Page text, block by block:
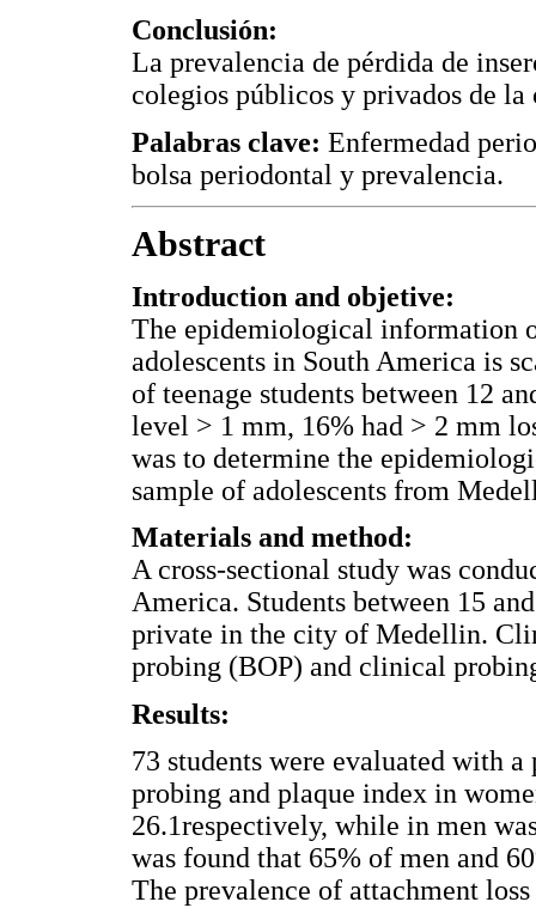
Conclusión:
La prevalencia de pérdida de
colegios públicos y privados de
Palabras clave: Enfermedad
bolsa periodontal y prevalencia.
Abstract
Introduction and objetive:
The epidemiological information
adolescents in South America is
of teenage students between 12
level > 1 mm, 16% had > 2 mm
was to determine the
sample of adolescents from
Materials and method:
A cross-sectional study was
America. Students between 15
private in the city of Medellin.
probing (BOP) and clinical
Results:
73 students were evaluated with
probing and plaque index in
26.1respectively, while in men
was found that 65% of men and
The prevalence of attachment